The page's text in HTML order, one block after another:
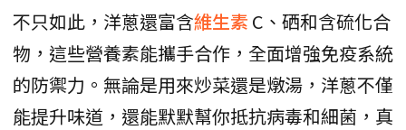
不只如此，洋蔥還富含維生素 C、硒和含硫化合
物，這些營養素能攜手合作，全面增強免疫系統
的防禦力。無論是用來炒菜還是燉湯，洋蔥不僅
能提升味道，還能默默幫你抵抗病毒和細菌，真